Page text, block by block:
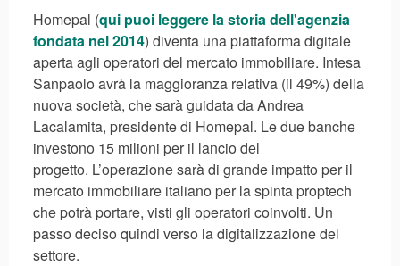
Homepal (qui puoi leggere la storia dell'agenzia
fondata nel 2014) diventa una piattaforma digitale
aperta agli operatori del mercato immobiliare. Intesa
Sanpaolo avrà la maggioranza relativa (il 49%) della
nuova società, che sarà guidata da Andrea
Lacalamita, presidente di Homepal. Le due banche
investono 15 milioni per il lancio del
progetto. L’operazione sarà di grande impatto per il
mercato immobiliare italiano per la spinta proptech
che potrà portare, visti gli operatori coinvolti. Un
passo deciso quindi verso la digitalizzazione del
settore.